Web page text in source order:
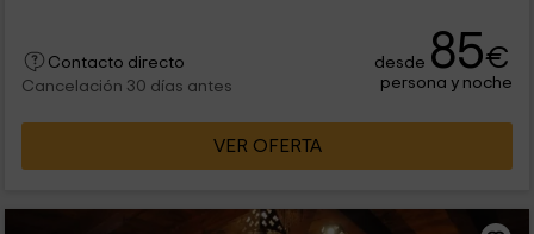
Contacto directo
Cancelación 30 días antes
desde 85€
persona y noche
VER OFERTA